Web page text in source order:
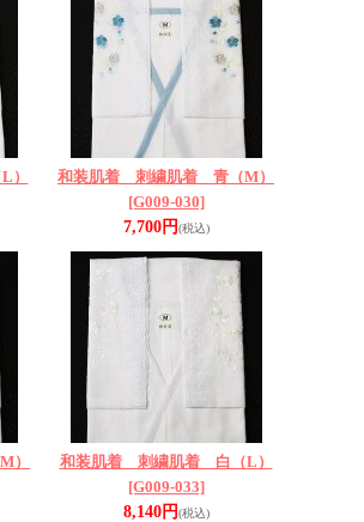
和装肌着 刺繍肌着 青（M）
[G009-030]
7,700円(税込)
）
和装肌着 刺繍肌着 白（L）
[G009-033]
8,140円(税込)